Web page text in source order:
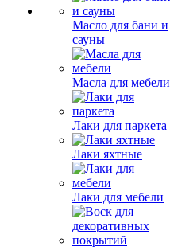
Масло для бани и
сауны
Масла для мебели
Лаки для паркета
Лаки яхтные
Лаки для мебели